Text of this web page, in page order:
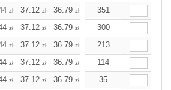
zł 37.12 zł 36.79 zł 36.47zł
351
zł 37.12 zł 36.79 zł 36.47zł
300
zł 37.12 zł 36.79 zł 36.47zł
213
zł 37.12 zł 36.79 zł 36.47zł
114
zł 37.12 zł 36.79 zł 36.47
35